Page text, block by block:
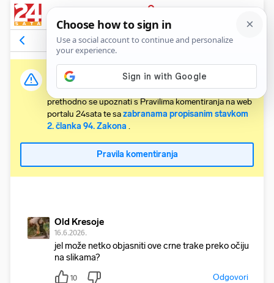
PRIJAVA
Komentari52 Relevantni
Važna obavijest:
Svaki korisnik koji želi komentirati članke obvezan je
prethodno se upoznati s Pravilima komentiranja na web
portalu 24sata te sazabranama propisanim stavkom
2. članka 94. Zakona .
Pravila komentiranja
Old Kresoje
16.6.2026.
jel može netko objasniti ove crne trake preko očiju
na slikama?
10 Odgovori